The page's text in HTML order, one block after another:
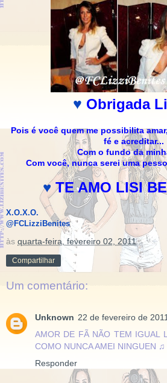
♥ Obrigada
Pois é você quem me possibilita
fé e acreditar...
Com o fundo da
Com você, nunca serei uma
♥TE AMO LISI
X.O.X.O.
@FCLizziBenites
às quarta-feira, fevereiro 02, 2011
Compartilhar
Um comentário:
Unknown 22 de fevereiro de
AMOR DE FÃ NÃO TEM IGUAL
COMO NUNCA AMEI NINGUEN ♫
Responder